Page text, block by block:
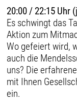
20:00 / 22:15 Uhr
Es schwingt das
Aktion zum
Wo gefeiert wird,
auch die
uns? Die
mit Ihnen
ein.